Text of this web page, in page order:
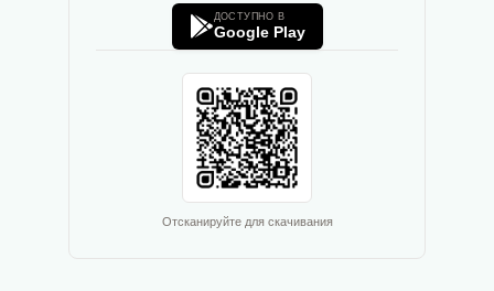
ДОСТУПНО В
Google Play
Отсканируйте для скачивания